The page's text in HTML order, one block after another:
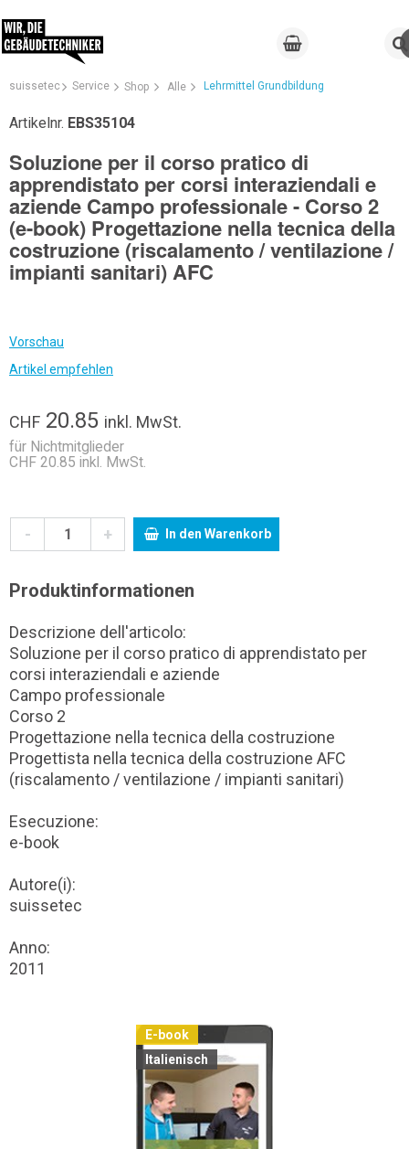
suissetec Service Shop Alle Lehrmittel Grundbildung
Artikelnr. EBS35104
Soluzione per il corso pratico di
apprendistato per corsi interaziendali e
aziende Campo professionale - Corso 2
(e-book) Progettazione nella tecnica della
costruzione (riscalamento / ventilazione /
impianti sanitari) AFC
Vorschau
Artikel empfehlen
CHF 20.85 inkl. MwSt.
für Nichtmitglieder
CHF 20.85 inkl. MwSt.
- + In den Warenkorb
Produktinformationen
Descrizione dell'articolo:
Soluzione per il corso pratico di apprendistato per
corsi interaziendali e aziende
Campo professionale
Corso 2
Progettazione nella tecnica della costruzione
Progettista nella tecnica della costruzione AFC
(riscalamento / ventilazione / impianti sanitari)
Esecuzione:
e-book
Autore(i):
suissetec
Anno:
2011
E-book
Italienisch